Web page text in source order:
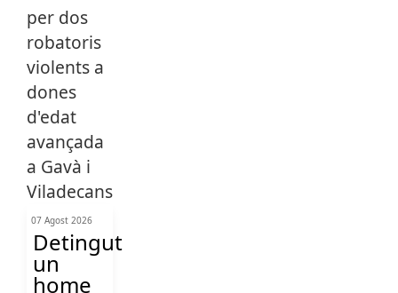
07 Agost 2026
Detingut
un
home